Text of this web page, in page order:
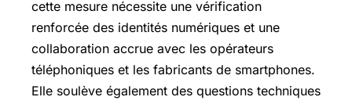
cette mesure nécessite une vérification
renforcée des identités numériques et une
collaboration accrue avec les opérateurs
téléphoniques et les fabricants de smartphones.
Elle soulève également des questions techniques